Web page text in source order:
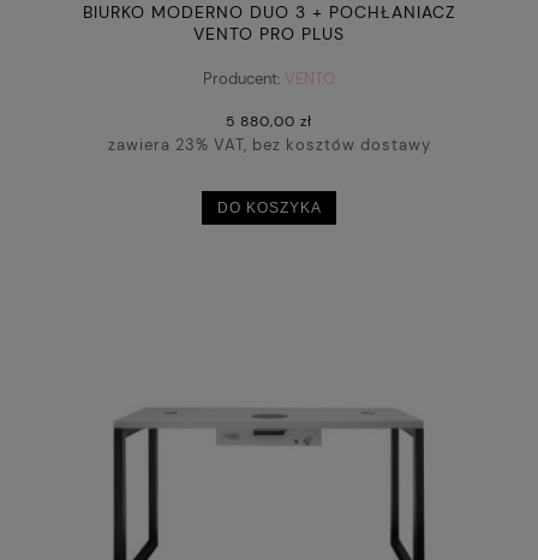
BIURKO MODERNO DUO 3 + POCHŁANIACZ
VENTO PRO PLUS
Producent: VENTO
5 880,00 zł
zawiera 23% VAT, bez kosztów dostawy
DO KOSZYKA